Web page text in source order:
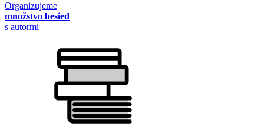
Organizujeme
množstvo besied
s autormi